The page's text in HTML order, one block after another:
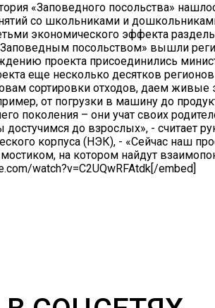
«Заповедного посольства»
со школьниками и
экономического эффекта
«Заповедным посольством» вышли
проекта присоединились
еще несколько десятков
сортировки отходов, даем живые
от погрузки в машину до
поколения – они учат своих
достучимся до взрослых», -
корпуса (НЭК), - «Сейчас наш
на котором найдут
watch?v=C2UQwRFAtdk[/embed]